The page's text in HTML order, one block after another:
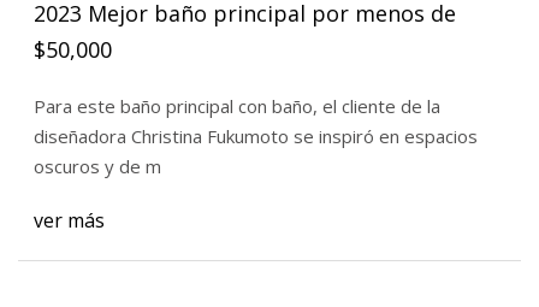
2023 Mejor baño principal por menos de
$50,000
Para este baño principal con baño, el cliente de la
diseñadora Christina Fukumoto se inspiró en espacios
oscuros y de m
ver más